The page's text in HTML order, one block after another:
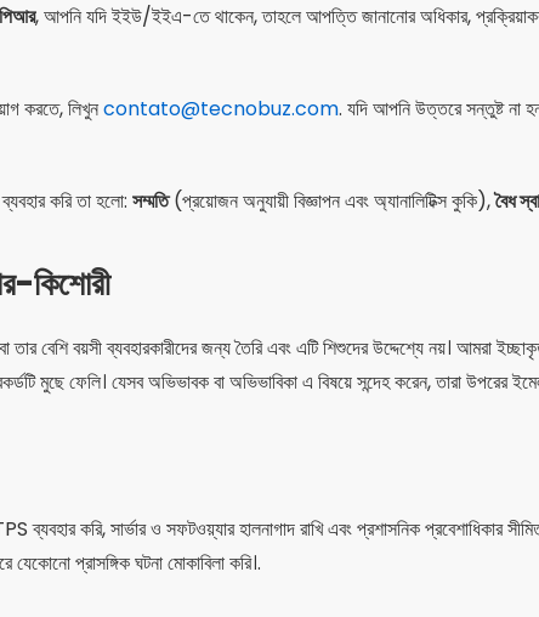
, আপনি যদি ইইউ/ইইএ-তে থাকেন, তাহলে আপত্তি জানানোর অধিকার,
করতে, লিখুনcontato@tecnobuz.com. যদি আপনি উত্তরে সন্তুষ্ট না
করি তা হলো: সম্মতি(প্রয়োজন অনুযায়ী বিজ্ঞাপন এবং অ্যানালিটিক্স কুকি),বৈধ
কিশোরী
তার বেশি বয়সী ব্যবহারকারীদের জন্য তৈরি এবং এটি শিশুদের উদ্দেশ্যে নয়। আমরা
মুছে ফেলি। যেসব অভিভাবক বা অভিভাবিকা এ বিষয়ে সন্দেহ করেন, তারা উপরের
করি, সার্ভার ও সফটওয়্যার হালনাগাদ রাখি এবং প্রশাসনিক
যেকোনো প্রাসঙ্গিক ঘটনা মোকাবিলা করি।.